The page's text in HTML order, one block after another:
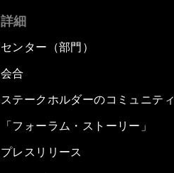
詳細
センター（部門）
会合
ステークホルダーのコミュニティ
「フォーラム・ストーリー」
プレスリリース